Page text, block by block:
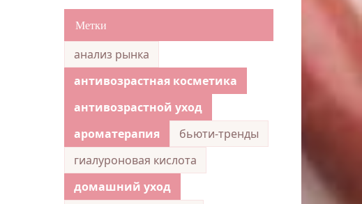
Метки
анализ рынка
антивозрастная косметика
антивозрастной уход
ароматерапия
бьюти-тренды
гиалуроновая кислота
домашний уход